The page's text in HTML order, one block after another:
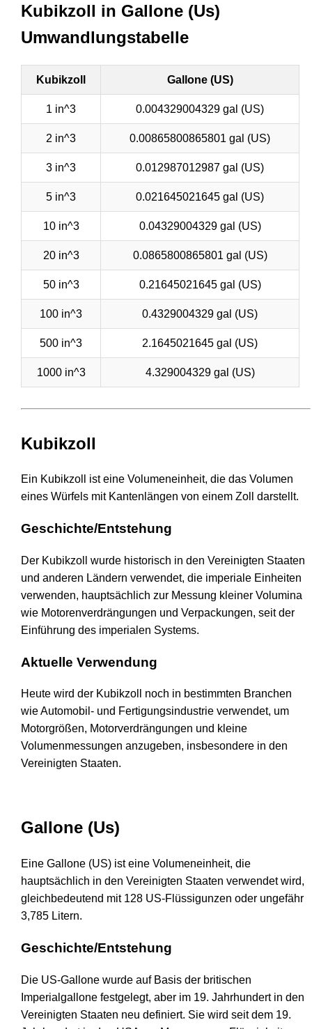
Kubikzoll in Gallone (Us)
Umwandlungstabelle
Kubikzoll Gallone (US)
1 in^3 0.004329004329 gal (US)
2 in^3 0.00865800865801 gal (US)
3 in^3 0.012987012987 gal (US)
5 in^3 0.021645021645 gal (US)
10 in^3 0.04329004329 gal (US)
20 in^3 0.0865800865801 gal (US)
50 in^3 0.21645021645 gal (US)
100 in^3 0.4329004329 gal (US)
500 in^3 2.1645021645 gal (US)
1000 in^3 4.329004329 gal (US)
Kubikzoll
Ein Kubikzoll ist eine Volumeneinheit, die das Volumen
eines Würfels mit Kantenlängen von einem Zoll darstellt.
Geschichte/Entstehung
Der Kubikzoll wurde historisch in den Vereinigten Staaten
und anderen Ländern verwendet, die imperiale Einheiten
verwenden, hauptsächlich zur Messung kleiner Volumina
wie Motorenverdrängungen und Verpackungen, seit der
Einführung des imperialen Systems.
Aktuelle Verwendung
Heute wird der Kubikzoll noch in bestimmten Branchen
wie Automobil- und Fertigungsindustrie verwendet, um
Motorgrößen, Motorverdrängungen und kleine
Volumenmessungen anzugeben, insbesondere in den
Vereinigten Staaten.
Gallone (Us)
Eine Gallone (US) ist eine Volumeneinheit, die
hauptsächlich in den Vereinigten Staaten verwendet wird,
gleichbedeutend mit 128 US-Flüssigunzen oder ungefähr
3,785 Litern.
Geschichte/Entstehung
Die US-Gallone wurde auf Basis der britischen
Imperialgallone festgelegt, aber im 19. Jahrhundert in den
Vereinigten Staaten neu definiert. Sie wird seit dem 19.